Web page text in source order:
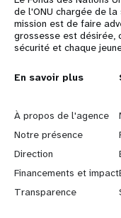
de l'ONU chargée de
mission est de faire
grossesse est désirée,
sécurité et chaque
L
e
a
r
n
En savoir plus
À propos de l'agence
Notre présence
Direction
Financements et impact
Transparence